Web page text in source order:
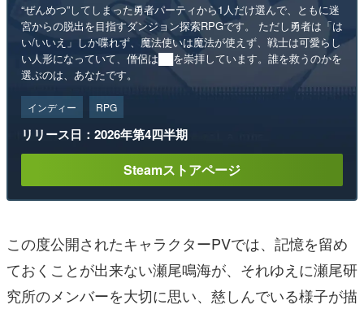
“ぜんめつ”してしまった勇者パーティから1人だけ選んで、ともに迷
宮からの脱出を目指すダンジョン探索RPGです。 ただし勇者は「は
い/いいえ」しか喋れず、魔法使いは魔法が使えず、戦士は可愛らし
い人形になっていて、僧侶は██を崇拝しています。誰を救うのかを
選ぶのは、あなたです。
インディー RPG
リリース日：2026年第4四半期
Steamストアページ
この度公開されたキャラクターPVでは、記憶を留め
ておくことが出来ない瀬尾鳴海が、それゆえに瀬尾研
究所のメンバーを大切に思い、慈しんでいる様子が描